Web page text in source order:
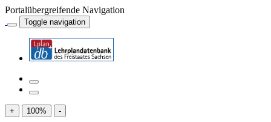
Portalübergreifende Navigation
Toggle navigation
+ 100% -